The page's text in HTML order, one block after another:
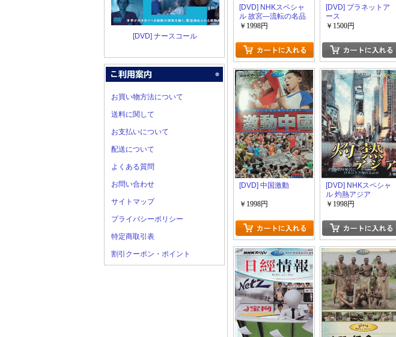
[DVD] ナースコール
お買い物方法について
送料に関して
お支払いについて
配送について
よくある質問
お問い合わせ
サイトマップ
プライバシーポリシー
特定商取引表
割引クーポン・ポイント
[DVD] NHKスペシャ
ル 故宮―流転の名品
を知る 美を見極める
￥1998円
[DVD] プラネットア
ース
￥1500円
[DVD] 中国激動
￥1998円
[DVD] NHKスペシャ
ル 灼熱アジア
￥1998円